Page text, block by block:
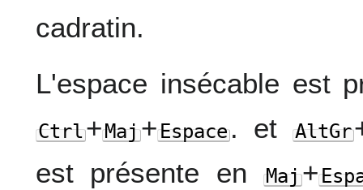
cadratin.
L'espace insécable est
Ctrl+Maj+Espace . et AltGr
est présente en
Maj+